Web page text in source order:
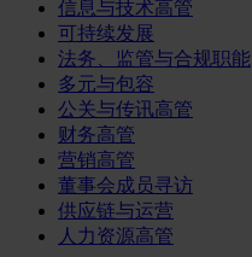
信息与技术高管
可持续发展
法务、监管与合规职能
多元与包容
公关与传讯高管
财务高管
营销高管
董事会成员寻访
供应链与运营
人力资源高管